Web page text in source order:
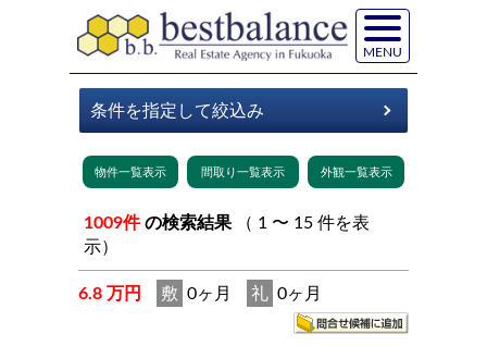
MENU
1009件 の検索結果
示）
6.8 万円 敷 0ヶ月 礼 0ヶ月